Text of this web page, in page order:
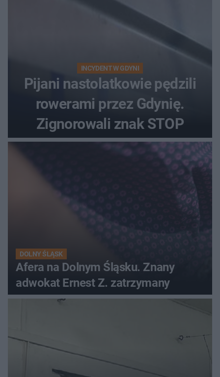
INCYDENT W GDYNI
Pijani nastolatkowie pędzili
rowerami przez Gdynię.
Zignorowali znak STOP
DOLNY ŚLĄSK
Afera na Dolnym Śląsku. Znany
adwokat Ernest Z. zatrzymany